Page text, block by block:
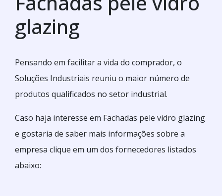
glazing
Pensando em facilitar a vida do comprador, o
Soluções Industriais reuniu o maior número de
produtos qualificados no setor industrial.
Caso haja interesse em Fachadas pele vidro glazing
e gostaria de saber mais informações sobre a
empresa clique em um dos fornecedores listados
abaixo: